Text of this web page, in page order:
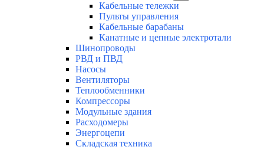
Кабельные тележки
Пульты управления
Кабельные барабаны
Канатные и цепные электротали
Шинопроводы
РВД и ПВД
Насосы
Вентиляторы
Теплообменники
Компрессоры
Модульные здания
Расходомеры
Энергоцепи
Складская техника